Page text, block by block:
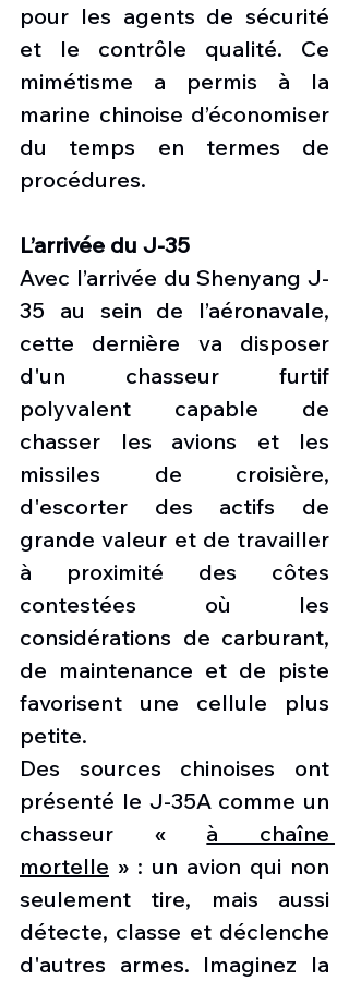
pour les agents de sécurité
et le contrôle qualité. Ce
mimétisme a permis à la
marine chinoise d’économiser
du temps en termes de
procédures.
L’arrivée du J-35
Avec l’arrivée du Shenyang J-
35 au sein de l’aéronavale,
cette dernière va disposer
d'un chasseur furtif
polyvalent capable de
chasser les avions et les
missiles de croisière,
d'escorter des actifs de
grande valeur et de travailler
à proximité des côtes
contestées où les
considérations de carburant,
de maintenance et de piste
favorisent une cellule plus
petite.
Des sources chinoises ont
présenté le J-35A comme un
chasseur « à chaîne
mortelle » : un avion qui non
seulement tire, mais aussi
détecte, classe et déclenche
d'autres armes. Imaginez la